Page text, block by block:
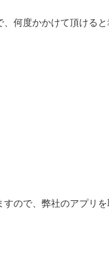
何度かかけて頂けると
ので、弊社のアプリ